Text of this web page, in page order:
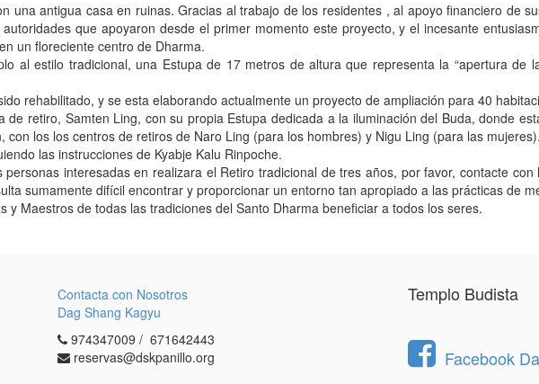
una antigua casa en ruinas. Gracias al trabajo de los residentes , al apoyo financiero de
que apoyaron desde el primer momento este proyecto, y el incesante
un floreciente centro de Dharma.
al estilo tradicional, una Estupa de 17 metros de altura que representa la “apertura de
rehabilitado, y se esta elaborando actualmente un proyecto de ampliación para 40
de retiro, Samten Ling, con su propia Estupa dedicada a la iluminación del Buda, donde
con los los centros de retiros de Naro Ling (para los hombres) y Nigu Ling (para las mujeres).
las instrucciones de Kyabje Kalu Rinpoche.
interesadas en realizara el Retiro tradicional de tres años, por favor, contacte
sumamente difícil encontrar y proporcionar un entorno tan apropiado a las prácticas de
y Maestros de todas las tradiciones del Santo Dharma beneficiar a todos los seres.
Contacta con Nosotros
Dag Shang Kagyu
974347009 / 671642443
reservas@dskpanillo.org
Templo Budista
Facebook